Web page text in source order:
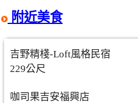
附近美食
吉野精棧-Loft風格民宿
229公尺
咖司果吉安福興店